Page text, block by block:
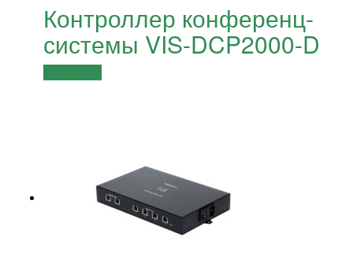
Контроллер конференц-
системы VIS-DCP2000-D